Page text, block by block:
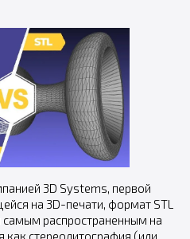
3D Systems, первой
на 3D-печати, формат STL
самым распространенным на
стереолитография (или